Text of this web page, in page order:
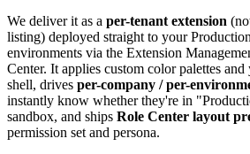
We deliver it as a per-tenant extension
listing) deployed straight to your
environments via the Extension
Center. It applies custom color palettes
shell, drives per-company / per-
instantly know whether they're in
sandbox, and ships Role Center layout
permission set and persona.